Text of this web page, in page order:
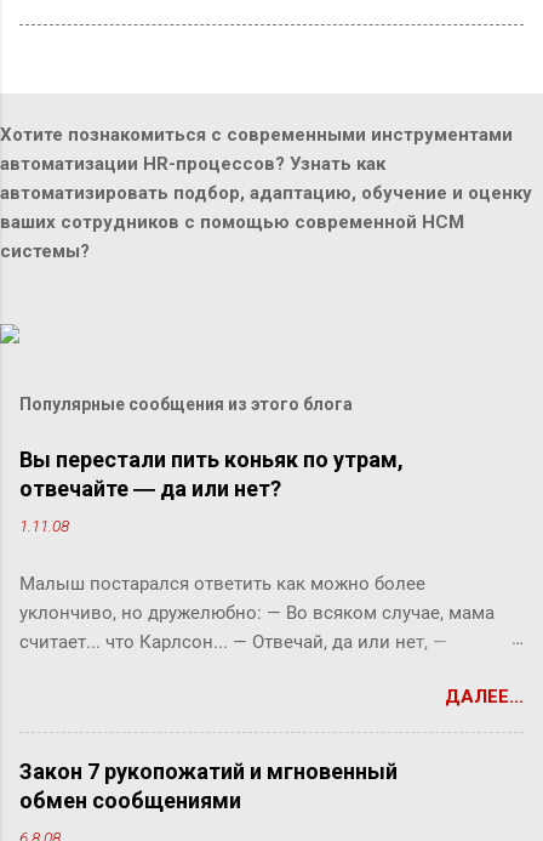
Хотите познакомиться с современными инструментами
автоматизации HR-процессов? Узнать как
автоматизировать подбор, адаптацию, обучение и оценку
ваших сотрудников с помощью современной HCM
системы?
Популярные сообщения из этого блога
Вы перестали пить коньяк по утрам,
отвечайте ― да или нет?
1.11.08
Малыш постарался ответить как можно более
уклончиво, но дружелюбно: ― Во всяком случае, мама
считает... что Карлсон... ― Отвечай, да или нет, ―
Карлсон должен у нас обедать? ― Во всяком случае, она
хотела... ― снова попытался уйти от прямого ответа
Малыш, но фрекен Бок прервала его жестким окриком: ―
Я сказала, отвечай ― да или нет! На простой вопрос
всегда можно ответить «да» или «нет», по-моему, это не
ДАЛЕЕ...
Закон 7 рукопожатий и мгновенный
обмен сообщениями